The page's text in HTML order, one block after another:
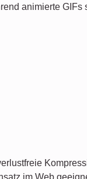
animierte GIFs
im Web